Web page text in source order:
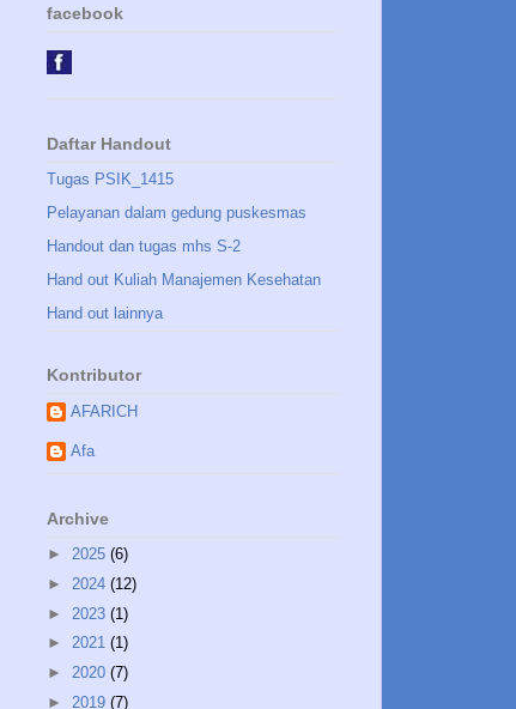
facebook
Daftar Handout
Tugas PSIK_1415
Pelayanan dalam gedung puskesmas
Handout dan tugas mhs S-2
Hand out Kuliah Manajemen Kesehatan
Hand out lainnya
Kontributor
AFARICH
Afa
Archive
► 2025 (6)
► 2024 (12)
► 2023 (1)
► 2021 (1)
► 2020 (7)
► 2019 (7)